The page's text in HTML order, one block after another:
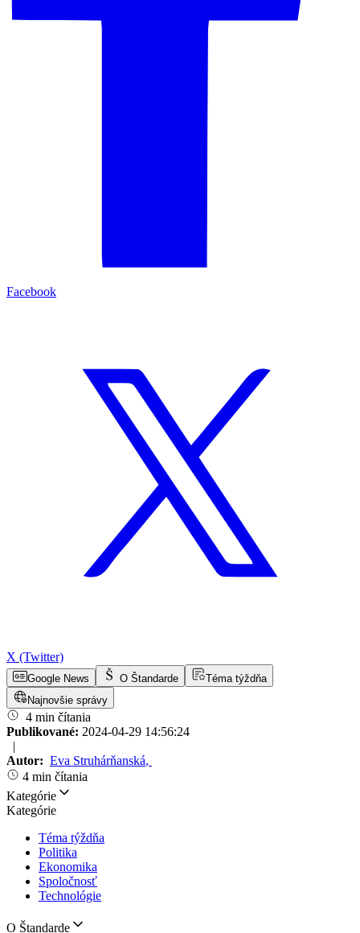
Facebook
X (Twitter)
Google News O Štandarde
Téma týždňa
Najnovšie správy
4 min čítania
Publikované: 2024-04-29 14:56:24
|
Autor: Eva Struhárňanská,
4 min čítania
Kategórie
Kategórie
Téma týždňa
Politika
Ekonomika
Spoločnosť
Technológie
O Štandarde